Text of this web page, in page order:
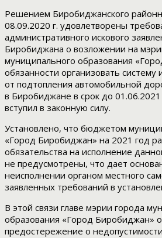
Решением Биробиджанского
08.09.2020 г. удовлетворены
административного искового
Биробиджана о возложении на
муниципального образования
обязанности организовать
от подтопления автомобильной
в Биробиджане в срок до
вступил в законную силу.
Установлено, что бюджетом
«Город Биробиджан» на 2021 год
обязательства на исполнение
не предусмотрены, что дает
неисполнении органом местного
заявленных требований в
В этой связи главе мэрии города
образования «Город Биробиджан»
предостережение о